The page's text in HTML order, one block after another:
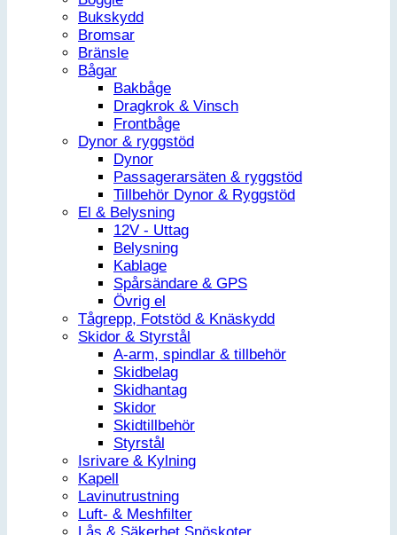
Bukskydd
Bromsar
Bränsle
Bågar
Bakbåge
Dragkrok & Vinsch
Frontbåge
Dynor & ryggstöd
Dynor
Passagerarsäten & ryggstöd
Tillbehör Dynor & Ryggstöd
El & Belysning
12V - Uttag
Belysning
Kablage
Spårsändare & GPS
Övrig el
Tågrepp, Fotstöd & Knäskydd
Skidor & Styrstål
A-arm, spindlar & tillbehör
Skidbelag
Skidhantag
Skidor
Skidtillbehör
Styrstål
Isrivare & Kylning
Kapell
Lavinutrustning
Luft- & Meshfilter
Lås & Säkerhet Snöskoter